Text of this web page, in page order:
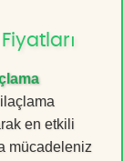
en etkili
mücadeleniz